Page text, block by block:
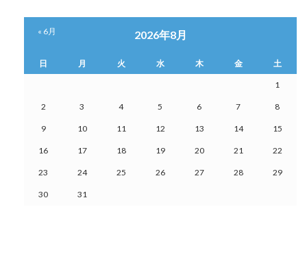
2026年8月
日 月 火 水 木 金 土
1
2 3 4 5 6 7 8
9 10 11 12 13 14 15
16 17 18 19 20 21 22
23 24 25 26 27 28 29
30 31
« 6月